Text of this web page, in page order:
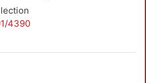
4390